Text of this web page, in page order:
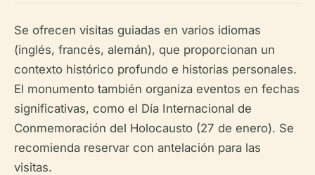
Se ofrecen visitas guiadas en varios idiomas
(inglés, francés, alemán), que proporcionan un
contexto histórico profundo e historias personales.
El monumento también organiza eventos en fechas
significativas, como el Día Internacional de
Conmemoración del Holocausto (27 de enero). Se
recomienda reservar con antelación para las
visitas.